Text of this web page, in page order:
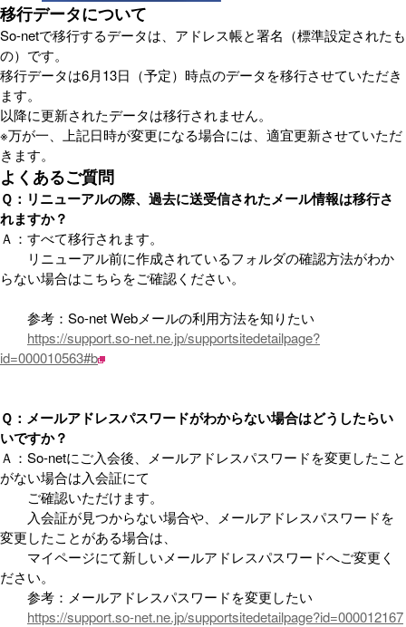
移行データについて
So-netで移行するデータは、アドレス帳と署名（標準設定されたも
の）です。
移行データは6月13日（予定）時点のデータを移行させていただき
ます。
以降に更新されたデータは移行されません。
※万が一、上記日時が変更になる場合には、適宜更新させていただ
きます。
よくあるご質問
Ｑ：リニューアルの際、過去に送受信されたメール情報は移行さ
れますか？
Ａ：すべて移行されます。
リニューアル前に作成されているフォルダの確認方法がわか
らない場合はこちらをご確認ください。
参考：So-net Webメールの利用方法を知りたい
https://support.so-net.ne.jp/supportsitedetailpage?
id=000010563#b
Ｑ：メールアドレスパスワードがわからない場合はどうしたらい
いですか？
Ａ：So-netにご入会後、メールアドレスパスワードを変更したこと
がない場合は入会証にて
ご確認いただけます。
入会証が見つからない場合や、メールアドレスパスワードを
変更したことがある場合は、
マイページにて新しいメールアドレスパスワードへご変更く
ださい。
参考：メールアドレスパスワードを変更したい
https://support.so-net.ne.jp/supportsitedetailpage?id=000012167